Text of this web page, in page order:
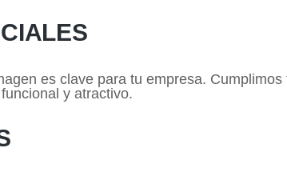
es clave para tu empresa.
y atractivo.